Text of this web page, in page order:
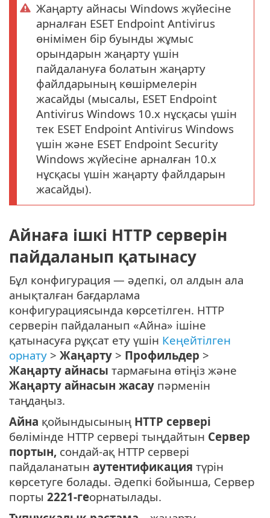
Жаңарту айнасы Windows жүйесіне
арналған ESET Endpoint Antivirus
өнімімен бір буынды жұмыс
орындарын жаңарту үшін
пайдалануға болатын жаңарту
файлдарының көшірмелерін
жасайды (мысалы, ESET Endpoint
Antivirus Windows 10.x нұсқасы үшін
тек ESET Endpoint Antivirus Windows
үшін және ESET Endpoint Security
Windows жүйесіне арналған 10.x
нұсқасы үшін жаңарту файлдарын
жасайды).
Айнаға ішкі HTTP серверін
пайдаланып қатынасу
Бұл конфигурация — әдепкі, ол алдын ала
анықталған бағдарлама
конфигурациясында көрсетілген. HTTP
серверін пайдаланып «Айна» ішіне
қатынасуға рұқсат ету үшін Кеңейтілген
орнату > Жаңарту > Профильдер >
Жаңарту айнасы тармағына өтіңіз және
Жаңарту айнасын жасау пәрменін
таңдаңыз.
Айна қойындысының HTTP сервері
бөлімінде HTTP сервері тыңдайтын Сервер
портын, сондай-ақ HTTP сервері
пайдаланатын аутентификация түрін
көрсетуге болады. Әдепкі бойынша, Сервер
порты 2221-георнатылады.